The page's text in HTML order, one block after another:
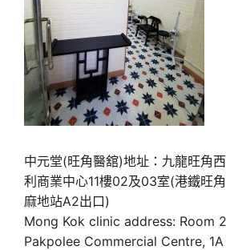
中元堂(旺角醫舘)地址：九龍旺角
利商業中心11樓02及03室(港鐵旺
麻地站A2出口)
Mong Kok clinic address: Room 2
Pakpolee Commercial Centre,